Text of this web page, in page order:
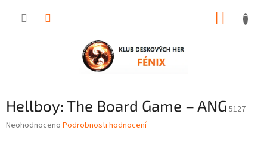
Hellboy: The Board Game – ANG 5127
Průměrné
Neohodnoceno Podrobnosti hodnocení